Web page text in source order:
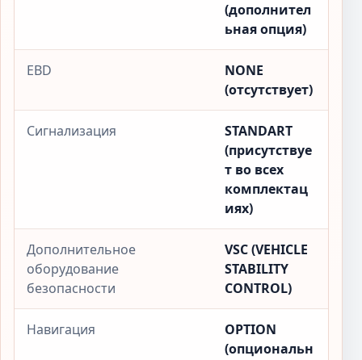
(дополнител
ьная опция)
EBD
NONE
(отсутствует)
Сигнализация
STANDART
(присутствуе
т во всех
комплектац
иях)
Дополнительное
оборудование
безопасности
VSC (VEHICLE
STABILITY
CONTROL)
Навигация
OPTION
(опциональн